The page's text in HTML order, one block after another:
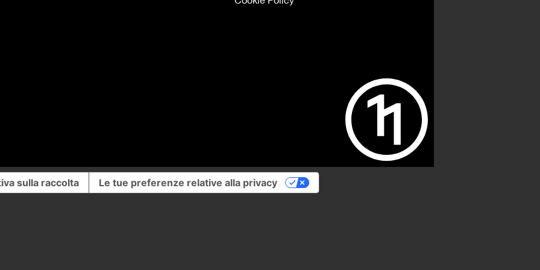
sulla raccolta Le tue preferenze relative alla privacy